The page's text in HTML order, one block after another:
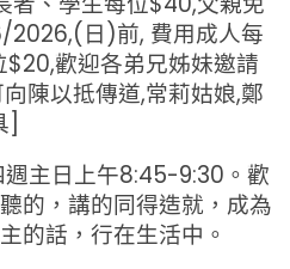
2026,(日)前, 費用成人每
歡迎各弟兄姊妹邀請
陳以抵傳道,常莉姑娘,鄭
週主日上午8:45-9:30。歡
的，講的同得造就，成為
的話，行在生活中。